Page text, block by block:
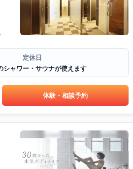
定休日
シャワー・サウナが使えます
体験・相談予約